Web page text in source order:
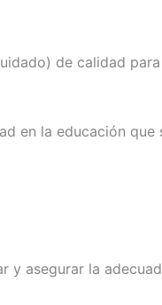
de calidad
en la educación
y asegurar la